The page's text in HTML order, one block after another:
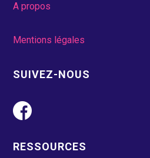
A propos
Mentions légales
SUIVEZ-NOUS
RESSOURCES